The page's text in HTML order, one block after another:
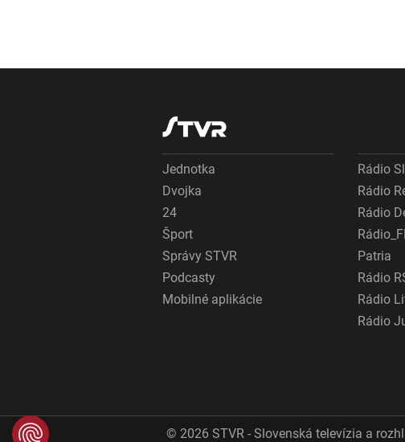
Jednotka
Dvojka
24
Šport
Správy STVR
Podcasty
Mobilné aplikácie
Rádio
Rádio
Rádio
Patria
Rádio
Rádio
Rádio
© 2026 STVR - Slovenská televízia a